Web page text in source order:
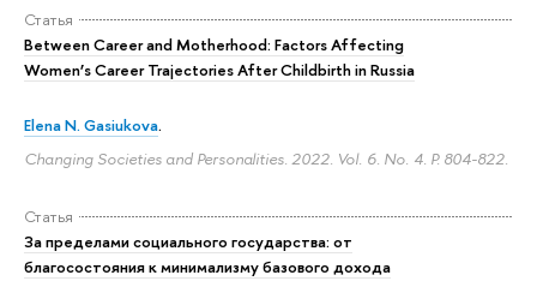
Статья
Between Career and Motherhood: Factors Affecting
Women’s Career Trajectories After Childbirth in Russia
Elena N. Gasiukova.
Changing Societies and Personalities. 2022. Vol. 6. No. 4. P. 804-822.
Статья
За пределами социального государства: от
благосостояния к минимализму базового дохода